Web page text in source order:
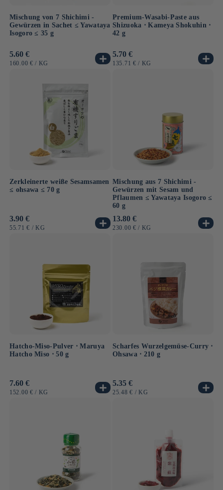
Mischung von 7 Shichimi -
Gewürzen in Sachet ≤ Yawataya
Isogoro ≤ 35 g
Normaler
Preis
5.60 €
GRUNDPREIS
160.00 € / PRO
KG
Premium-Wasabi-Paste aus
Shizuoka ⋅ Kameya Shokuhin ⋅
42 g
Normaler
Preis
5.70 €
GRUNDPREIS
135.71 € / PRO
KG
Zerkleinerte weiße Sesamsamen
≤ ohsawa ≤ 70 g
Normaler
Preis
3.90 €
GRUNDPREIS
55.71 € / PRO
KG
Mischung aus 7 Shichimi -
Gewürzen mit Sesam und
Pflaumen ≤ Yawataya Isogoro ≤
60 g
Normaler
Preis
13.80 €
GRUNDPREIS
230.00 € / PRO
KG
Hatcho-Miso-Pulver ⋅ Maruya
Hatcho Miso ⋅ 50 g
Normaler
Preis
7.60 €
GRUNDPREIS
152.00 € / PRO
KG
Scharfes Wurzelgemüse-Curry ⋅
Ohsawa ⋅ 210 g
Normaler
Preis
5.35 €
GRUNDPREIS
25.48 € / PRO
KG